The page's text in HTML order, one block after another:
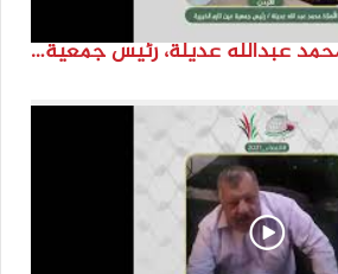
انتماء2021: الاستاذ محمد عبدالله عديلة، رئيس جمعية عين كارم الخيرية، الاردن